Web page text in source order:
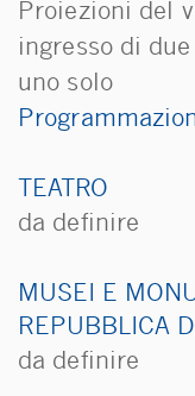
Proiezioni del
ingresso di
uno solo
TEATRO
da definire
MUSEI E
REPUBBLICA
da definire